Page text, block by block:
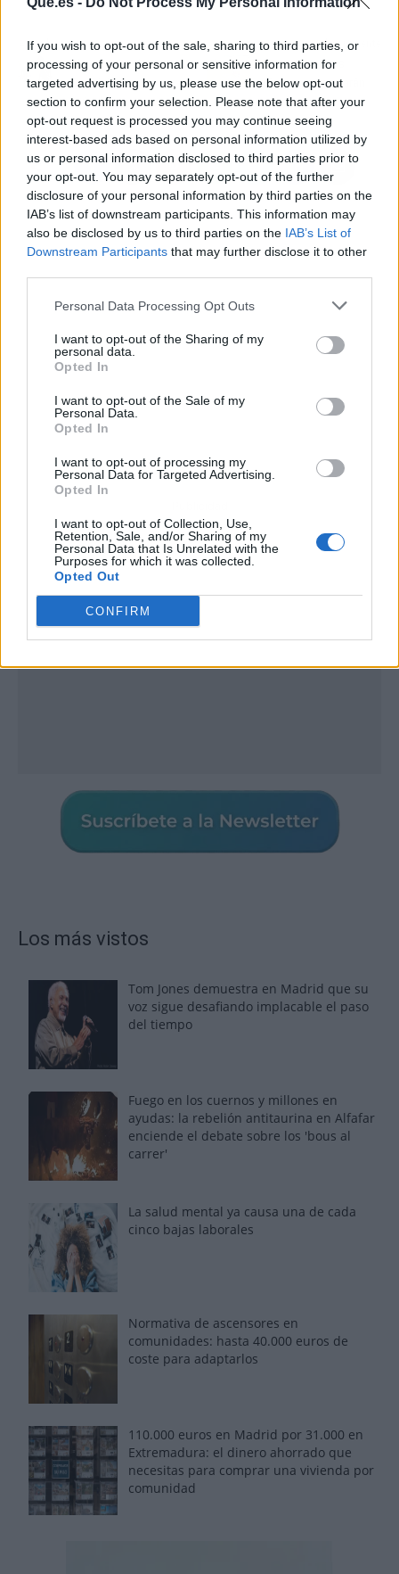
If you wish to opt-out of the sale, sharing to third parties, or
processing of your personal or sensitive information for
targeted advertising by us, please use the below opt-out
section to confirm your selection. Please note that after your
opt-out request is processed you may continue seeing
interest-based ads based on personal information utilized by
us or personal information disclosed to third parties prior to
your opt-out. You may separately opt-out of the further
disclosure of your personal information by third parties on the
IAB’s list of downstream participants. This information may
also be disclosed by us to third parties on the IAB’s List of
Downstream Participants that may further disclose it to other
Personal Data Processing Opt Outs
I want to opt-out of the Sharing of my
personal data.
Opted In
I want to opt-out of the Sale of my
Personal Data.
Opted In
I want to opt-out of processing my
Personal Data for Targeted Advertising.
Opted In
I want to opt-out of Collection, Use,
Retention, Sale, and/or Sharing of my
Personal Data that Is Unrelated with the
Purposes for which it was collected.
Opted Out
CONFIRM
Artículo anterior
Chanel volverá a
Eurovisión como
invitada
Artículo siguiente
Las temperaturas
mínimas aumentarán
este domingo
Los más vistos
Tom Jones demuestra en Madrid que su
voz sigue desafiando implacable el paso
del tiempo
Fuego en los cuernos y millones en
ayudas: la rebelión antitaurina en Alfafar
enciende el debate sobre los 'bous al
carrer'
La salud mental ya causa una de cada
cinco bajas laborales
Normativa de ascensores en
comunidades: hasta 40.000 euros de
coste para adaptarlos
110.000 euros en Madrid por 31.000 en
Extremadura: el dinero ahorrado que
necesitas para comprar una vivienda por
comunidad